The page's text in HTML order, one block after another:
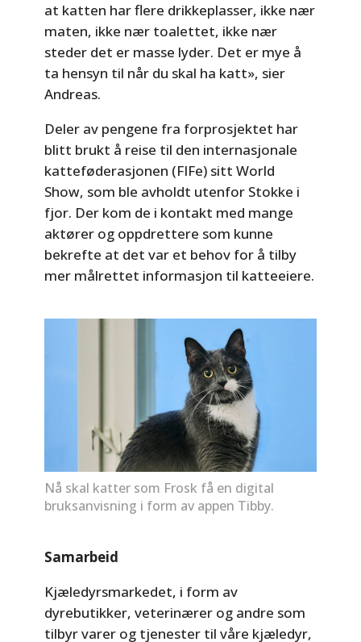
at katten har flere drikkeplasser, ikke nær
maten, ikke nær toalettet, ikke nær
steder det er masse lyder. Det er mye å
ta hensyn til når du skal ha katt», sier
Andreas.
Deler av pengene fra forprosjektet har
blitt brukt å reise til den internasjonale
katteføderasjonen (FIFe) sitt World
Show, som ble avholdt utenfor Stokke i
fjor. Der kom de i kontakt med mange
aktører og oppdrettere som kunne
bekrefte at det var et behov for å tilby
mer målrettet informasjon til katteeiere.
Nå skal katter som Frosk få en digital
bruksanvisning i form av appen Tibby.
Samarbeid
Kjæledyrsmarkedet, i form av
dyrebutikker, veterinærer og andre som
tilbyr varer og tjenester til våre kjæledyr,